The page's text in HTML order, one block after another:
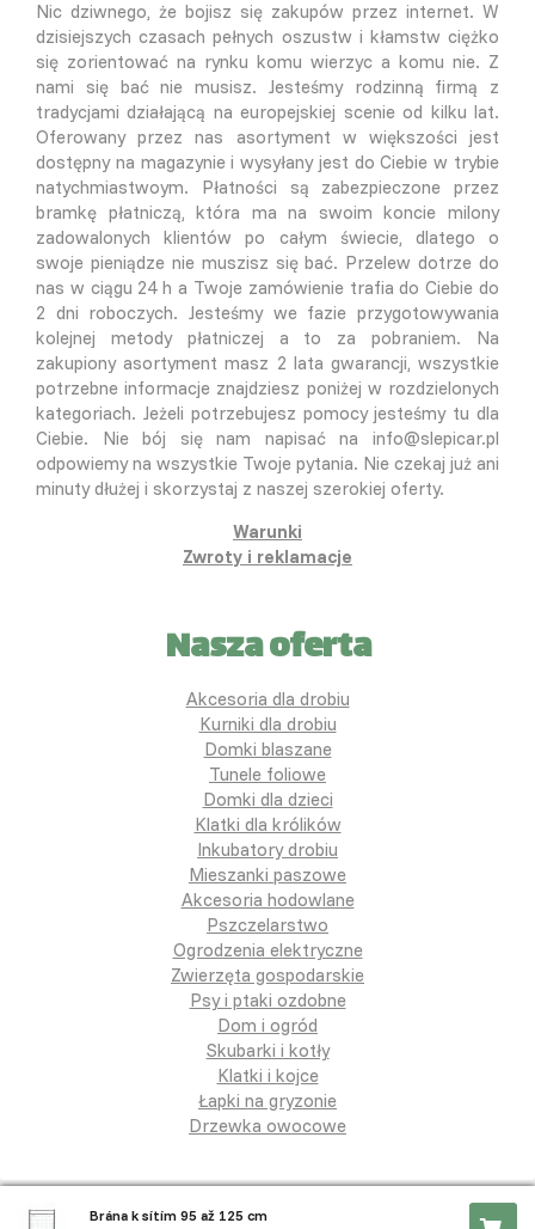
Brána k sítím 95 až 125 cm
Nic dziwnego, że bojisz się zakupów przez internet. W
dzisiejszych czasach pełnych oszustw i kłamstw ciężko
się zorientować na rynku komu wierzyc a komu nie. Z
nami się bać nie musisz. Jesteśmy rodzinną firmą z
tradycjami działającą na europejskiej scenie od kilku lat.
Oferowany przez nas asortyment w większości jest
dostępny na magazynie i wysyłany jest do Ciebie w trybie
natychmiastwoym. Płatności są zabezpieczone przez
bramkę płatniczą, która ma na swoim koncie milony
zadowalonych klientów po całym świecie, dlatego o
swoje pieniądze nie muszisz się bać. Przelew dotrze do
nas w ciągu 24 h a Twoje zamówienie trafia do Ciebie do
2 dni roboczych. Jesteśmy we fazie przygotowywania
kolejnej metody płatniczej a to za pobraniem. Na
zakupiony asortyment masz 2 lata gwarancji, wszystkie
potrzebne informacje znajdziesz poniżej w rozdzielonych
kategoriach. Jeżeli potrzebujesz pomocy jesteśmy tu dla
Ciebie. Nie bój się nam napisać na info@slepicar.pl
odpowiemy na wszystkie Twoje pytania. Nie czekaj już ani
minuty dłużej i skorzystaj z naszej szerokiej oferty.
Warunki
Zwroty i reklamacje
Nasza oferta
Akcesoria dla drobiu
Kurniki dla drobiu
Domki blaszane
Tunele foliowe
Domki dla dzieci
Klatki dla królików
Inkubatory drobiu
Mieszanki paszowe
Akcesoria hodowlane
Pszczelarstwo
Ogrodzenia elektryczne
Zwierzęta gospodarskie
Psy i ptaki ozdobne
Dom i ogród
Skubarki i kotły
Klatki i kojce
Łapki na gryzonie
Drzewka owocowe